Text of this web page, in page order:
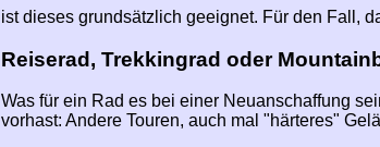
ist dieses grundsätzlich geeignet. Für den Fall,
Reiserad, Trekkingrad oder
Was für ein Rad es bei einer Neuanschaffung
vorhast: Andere Touren, auch mal "härteres"